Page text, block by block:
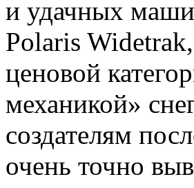
и удачных
Polaris
ценовой
механикой»
создателям
очень точно